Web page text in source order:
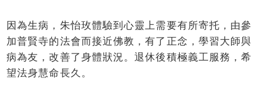
因為生病，朱怡玫體驗到心靈上需要有所寄托，由參
加普賢寺的法會而接近佛教，有了正念，學習大師與
病為友，改善了身體狀況。退休後積極義工服務，希
望法身慧命長久。